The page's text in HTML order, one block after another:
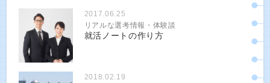
2017.06.25
リアルな選考情報・体験談
就活ノートの作り方
2018.02.19